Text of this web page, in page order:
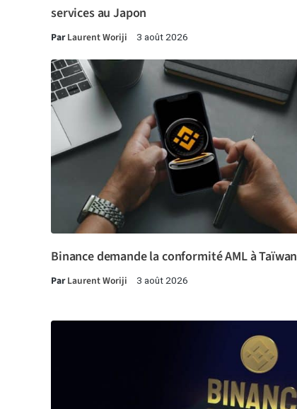
services au Japon
ParLaurent Woriji 3 août 2026
Binance demande la conformité AML à Taïwan
ParLaurent Woriji 3 août 2026